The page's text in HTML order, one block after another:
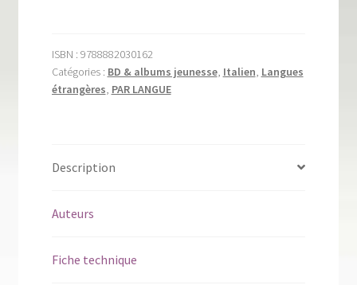
col
berretto
ISBN : 9788882030162
Catégories : BD & albums jeunesse, Italien, Langues
étrangères, PAR LANGUE
Description
Auteurs
Fiche technique